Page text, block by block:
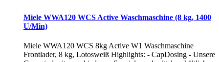
Miele WWA120 WCS Active Waschmaschine (8 kg, 1400
U/Min)
Miele WWA120 WCS 8kg Active W1 Waschmaschine
Frontlader, 8 kg, Lotosweiß Highlights: - CapDosing - Unsere